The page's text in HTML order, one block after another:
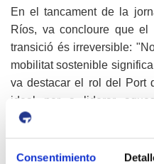
Consentimiento
En el tancament de la
Ríos, va concloure que el
transició és irreversible:
mobilitat sostenible
va destacar el rol del Port
ideal per a liderar
territorial.